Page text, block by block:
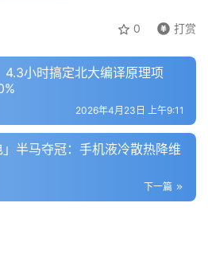
0 打赏
小时搞定北大编译原理项
2026年4月23日 上午9:11
半马夺冠：手机液冷散热降维
下一篇